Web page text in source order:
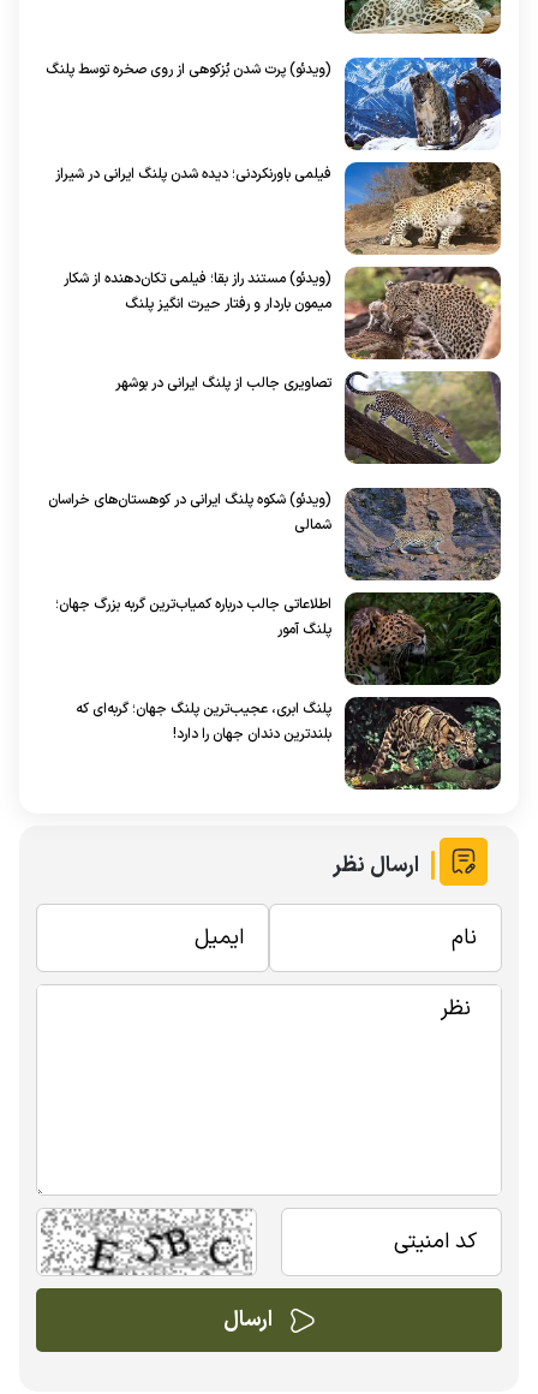
(ویدئو) پرت شدن بُزکوهی از روی صخره توسط پلنگ
فیلمی باورنکردنی؛ دیده شدن پلنگ ایرانی در شیراز
(ویدئو) مستند راز بقا؛ فیلمی تکان‌دهنده از شکار
میمون باردار و رفتار حیرت انگیز پلنگ
تصاویری جالب از پلنگ ایرانی در بوشهر
(ویدئو) شکوه پلنگ ایرانی در کوهستان‌های خراسان
شمالی
اطلاعاتی جالب درباره کمیاب‌ترین گربه بزرگ جهان؛
پلنگ آمور
پلنگ ابری، عجیب‌ترین پلنگ جهان؛ گربه‌ای که
بلندترین دندان جهان را دارد!
ارسال نظر